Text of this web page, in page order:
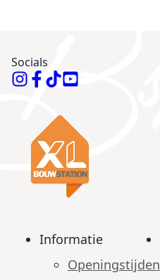
Socials
Informatie
Openingstijden